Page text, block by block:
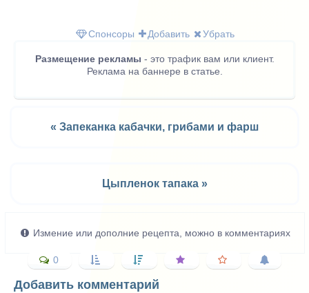
Спонсоры
Добавить Убрать
Размещение рекламы - это трафик вам или клиент.
Реклама на баннере в статье.
« Запеканка кабачки, грибами и фарш
Цыпленок тапака »
Измение или дополние рецепта, можно в комментариях
0
Добавить комментарий